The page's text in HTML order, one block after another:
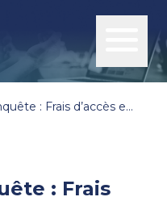
Rapport d’enquête : Frais d’accès en vertu de la LRMP – Hôpital général Saint-Boniface
: Frais